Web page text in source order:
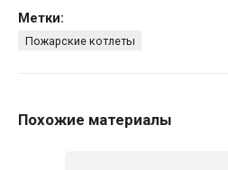
Метки:
Пожарские котлеты
Похожие материалы